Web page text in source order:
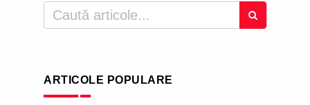
ARTICOLE POPULARE